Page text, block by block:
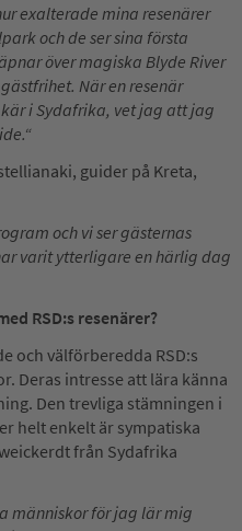
exalterade mina resenärer
och de ser sina första
över magiska Blyde River
När en resenär
i Sydafrika, vet jag att jag
guider på Kreta,
och vi ser gästernas
varit ytterligare en härlig dag
RSD:s resenärer?
och välförberedda RSD:s
Deras intresse att lära känna
Den trevliga stämningen i
helt enkelt är sympatiska
från Sydafrika
människor för jag lär mig